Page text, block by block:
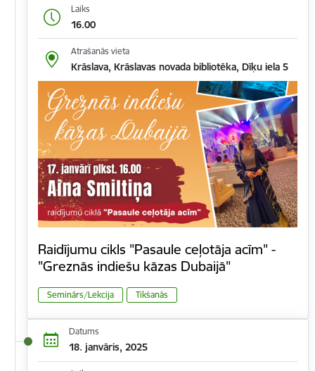
Laiks
16.00
Atrašanās vieta
Krāslava, Krāslavas novada bibliotēka, Dīķu iela 5
Raidījumu cikls "Pasaule ceļotāja acīm" -
"Greznās indiešu kāzas Dubaijā"
Seminārs/Lekcija Tikšanās
Datums
18. janvāris, 2025